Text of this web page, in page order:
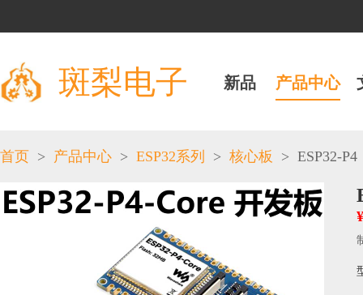
斑梨电子 新品 产品中心
首页 > 产品中心 > ESP32系列 > 核心板 > ESP32-P4